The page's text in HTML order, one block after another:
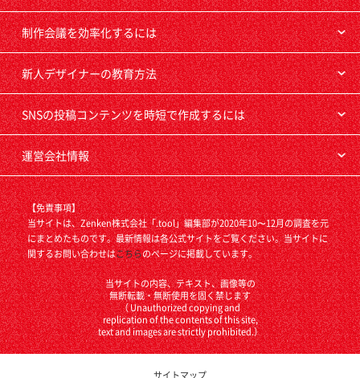
制作会議を効率化するには
新人デザイナーの教育方法
SNSの投稿コンテンツを時短で作成するには
運営会社情報
【免責事項】
当サイトは、Zenken株式会社「.tool」編集部が2020年10〜12月の調査を元
にまとめたものです。最新情報は各公式サイトをご覧ください。当サイトに
関するお問い合わせはこちらのページに掲載しています。
当サイトの内容、テキスト、画像等の
無断転載・無断使用を固く禁じます
（ Unauthorized copying and
replication of the contents of this site,
text and images are strictly prohibited.）
サイトマップ